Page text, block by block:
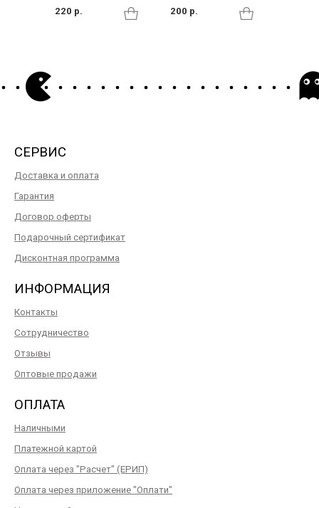
220 р.
200 р.
СЕРВИС
Доставка и оплата
Гарантия
Договор оферты
Подарочный сертификат
Дисконтная программа
ИНФОРМАЦИЯ
Контакты
Сотрудничество
Отзывы
Оптовые продажи
ОПЛАТА
Наличными
Платежной картой
Оплата через "Расчет" (ЕРИП)
Оплата через приложение "Оплати"